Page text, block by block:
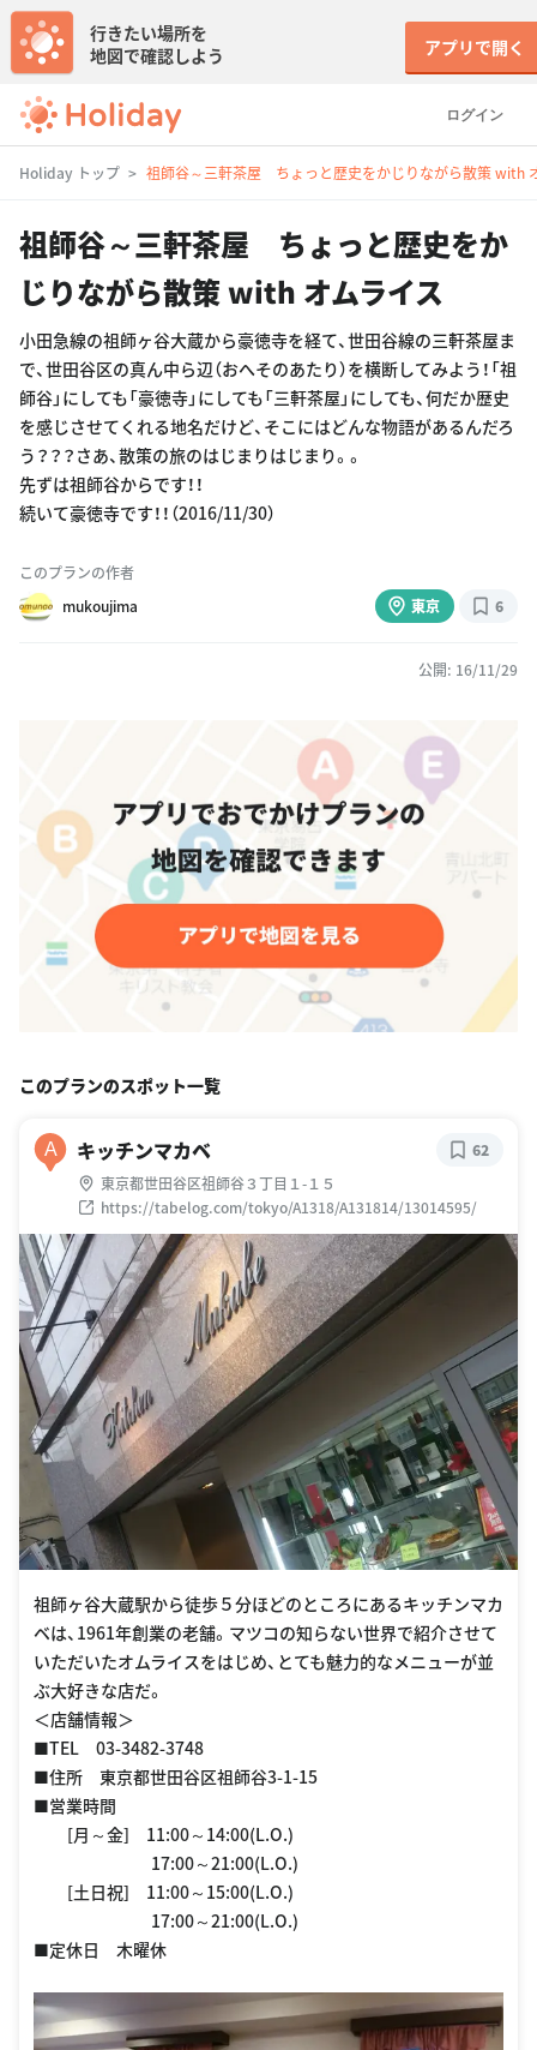
ログイン
行きたい場所を
地図で確認しよう
アプリで開く
Holiday トップ 祖師谷～三軒茶屋 ちょっと歴史をかじりながら散策 with
祖師谷～三軒茶屋 ちょっと歴史をか
じりながら散策 with オムライス
小田急線の祖師ヶ谷大蔵から豪徳寺を経て、世田谷線の三軒茶屋ま
で、世田谷区の真ん中ら辺（おへそのあたり）を横断してみよう！「祖
師谷」にしても「豪徳寺」にしても「三軒茶屋」にしても、何だか歴史
を感じさせてくれる地名だけど、そこにはどんな物語があるんだろ
う？？？さあ、散策の旅のはじまりはじまり。。
先ずは祖師谷からです！！
続いて豪徳寺です！！（2016/11/30）
このプランの作者
mukoujima
東京 6
公開: 16/11/29
このプランのスポット一覧
A キッチンマカベ
東京都世田谷区祖師谷３丁目１-１５
https://tabelog.com/tokyo/A1318/A131814/13014595/
62
祖師ヶ谷大蔵駅から徒歩５分ほどのところにあるキッチンマカ
ベは、1961年創業の老舗。マツコの知らない世界で紹介させて
いただいたオムライスをはじめ、とても魅力的なメニューが並
ぶ大好きな店だ。
＜店舗情報＞
■TEL 03-3482-3748
■住所 東京都世田谷区祖師谷3-1-15
■営業時間
[月～金] 11:00～14:00(L.O.)
17:00～21:00(L.O.)
[土日祝] 11:00～15:00(L.O.)
17:00～21:00(L.O.)
■定休日 木曜休